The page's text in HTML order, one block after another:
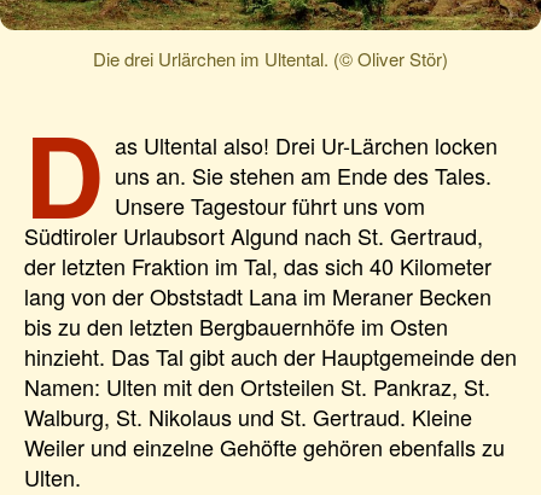
Die drei Urlärchen im Ultental. (© Oliver Stör)
D as Ultental also! Drei Ur-Lärchen locken
uns an. Sie stehen am Ende des Tales.
Unsere Tagestour führt uns vom
Südtiroler Urlaubsort Algund nach St. Gertraud,
der letzten Fraktion im Tal, das sich 40 Kilometer
lang von der Obststadt Lana im Meraner Becken
bis zu den letzten Bergbauernhöfe im Osten
hinzieht. Das Tal gibt auch der Hauptgemeinde den
Namen: Ulten mit den Ortsteilen St. Pankraz, St.
Walburg, St. Nikolaus und St. Gertraud. Kleine
Weiler und einzelne Gehöfte gehören ebenfalls zu
Ulten.